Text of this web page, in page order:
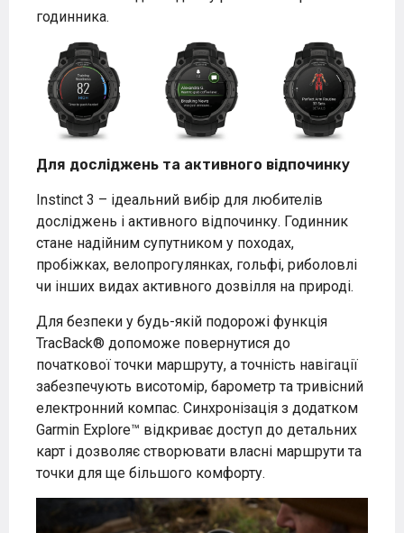
годинника.
Для досліджень та активного відпочинку
Instinct 3 – ідеальний вибір для любителів
досліджень і активного відпочинку. Годинник
стане надійним супутником у походах,
пробіжках, велопрогулянках, гольфі, риболовлі
чи інших видах активного дозвілля на природі.
Для безпеки у будь-якій подорожі функція
TracBack® допоможе повернутися до
початкової точки маршруту, а точність навігації
забезпечують висотомір, барометр та тривісний
електронний компас. Синхронізація з додатком
Garmin Explore™ відкриває доступ до детальних
карт і дозволяє створювати власні маршрути та
точки для ще більшого комфорту.